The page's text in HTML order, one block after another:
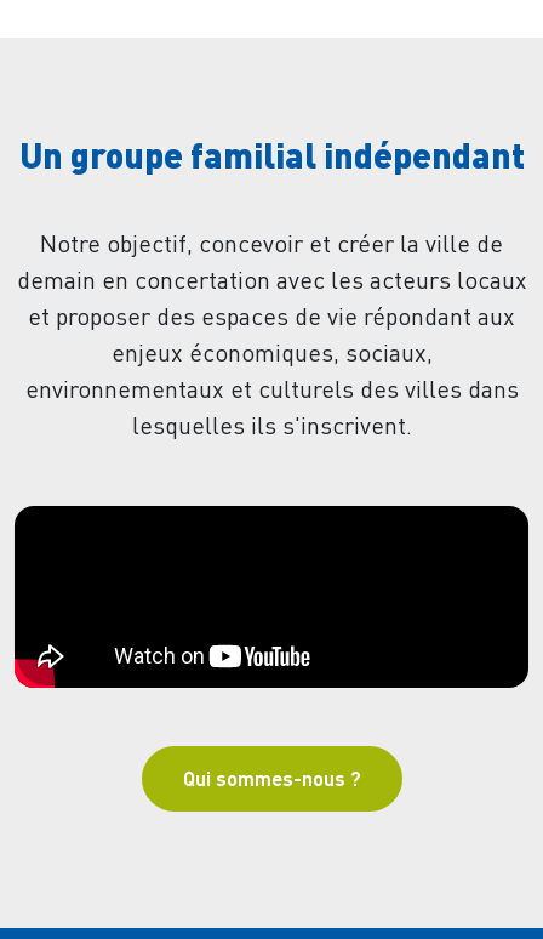
Un groupe familial indépendant
Notre objectif, concevoir et créer la ville de
demain en concertation avec les acteurs locaux
et proposer des espaces de vie répondant aux
enjeux économiques, sociaux,
environnementaux et culturels des villes dans
lesquelles ils s'inscrivent.
Qui sommes-nous ?